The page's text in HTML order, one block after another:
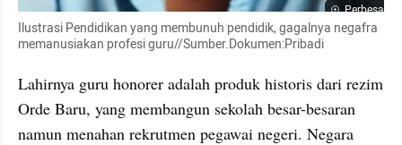
Perbesar
Ilustrasi Pendidikan yang membunuh pendidik, gagalnya negafra
memanusiakan profesi guru//Sumber.Dokumen:Pribadi
Lahirnya guru honorer adalah produk historis dari rezim
Orde Baru, yang membangun sekolah besar-besaran
namun menahan rekrutmen pegawai negeri. Negara